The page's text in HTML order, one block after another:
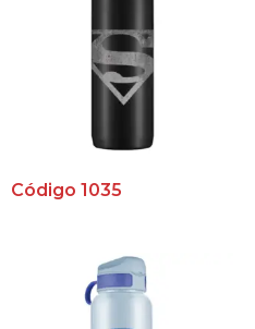
Código 1035